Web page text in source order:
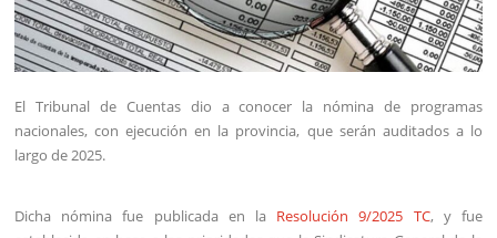
El Tribunal de Cuentas dio a conocer la nómina de programas
nacionales, con ejecución en la provincia, que serán auditados a lo
largo de 2025.
Dicha nómina fue publicada en la Resolución 9/2025 TC, y fue